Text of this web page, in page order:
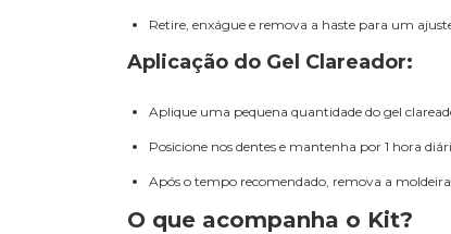
Retire, enxágue e remova a haste para um
Aplicação do Gel Clareador:
Aplique uma pequena quantidade do gel
Posicione nos dentes e mantenha por 1 hora
Após o tempo recomendado, remova a moldeira
O que acompanha o Kit?